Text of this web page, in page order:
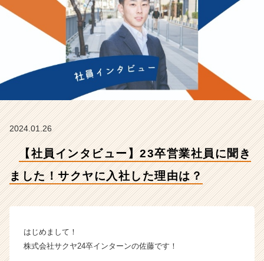
ま
し
た！
サ
ク
ヤ
入
由
は？
【株
会
ク
2024.01.26
【社員インタビュー】23卒営業社員に聞き
ました！サクヤに入社した理由は？
はじめまして！
株式会社サクヤ24卒インターンの佐藤です！